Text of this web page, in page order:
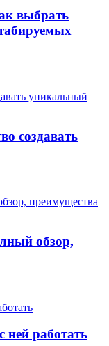
выбрать
создавать
обзор,
ней работать